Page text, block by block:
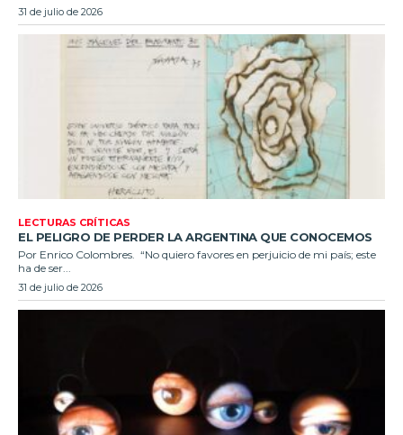
31 de julio de 2026
LECTURAS CRÍTICAS
EL PELIGRO DE PERDER LA ARGENTINA QUE CONOCEMOS
Por Enrico Colombres. “No quiero favores en perjuicio de mi país; este
ha de ser...
31 de julio de 2026